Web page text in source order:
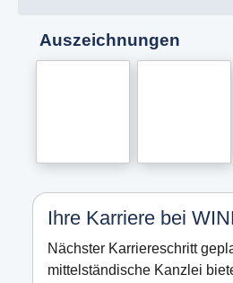
Auszeichnungen
Ihre Karriere bei
Nächster Karriereschritt
mittelständische Kanzlei